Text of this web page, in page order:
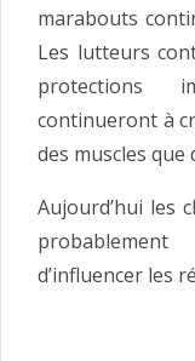
marabouts
Les lutteurs
protections
continueront à
des muscles que
Aujourd’hui les
d’influencer les